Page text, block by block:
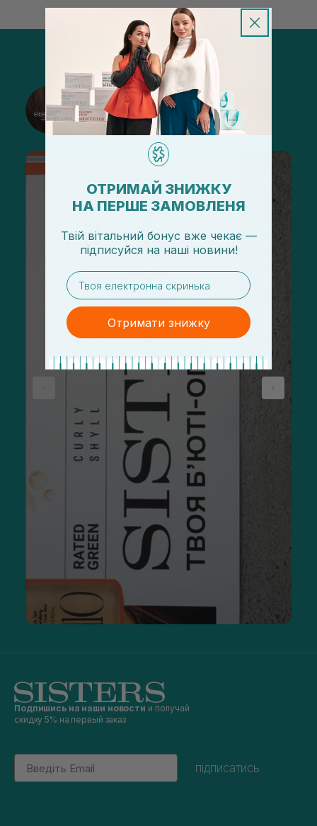
@sisters_stelmakh в Instagram
Подписаться
Подпишись на наши новости и получай
скидку 5% на первый заказ
Email
підписатись
ОТРИМАЙ ЗНИЖКУ
НА ПЕРШЕ ЗАМОВЛЕНЯ
Твій вітальний бонус вже чекає —
підписуйся на наші новини!
email
Отримати знижку